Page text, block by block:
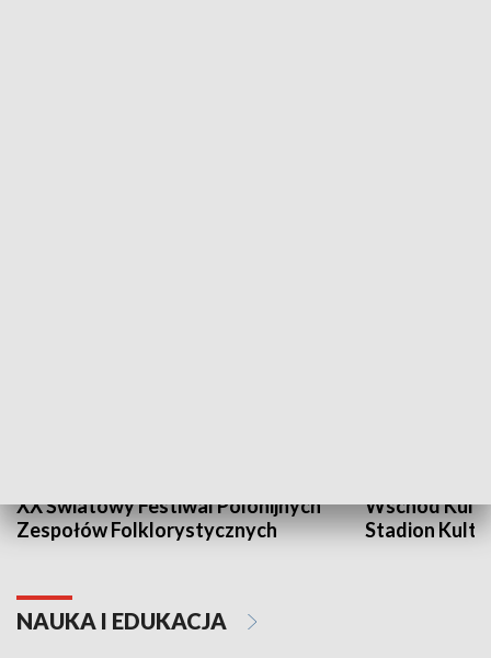
XX Światowy Festiwal Polonijnych
Zespołów Folklorystycznych
Wschód
Stadion
NAUKA I EDUKACJA